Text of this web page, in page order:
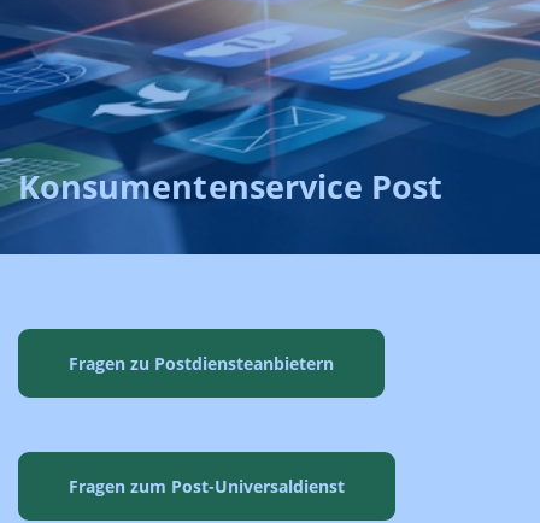
Konsumentenservice Post
Fragen zu Postdiensteanbietern
Fragen zum Post-Universaldienst